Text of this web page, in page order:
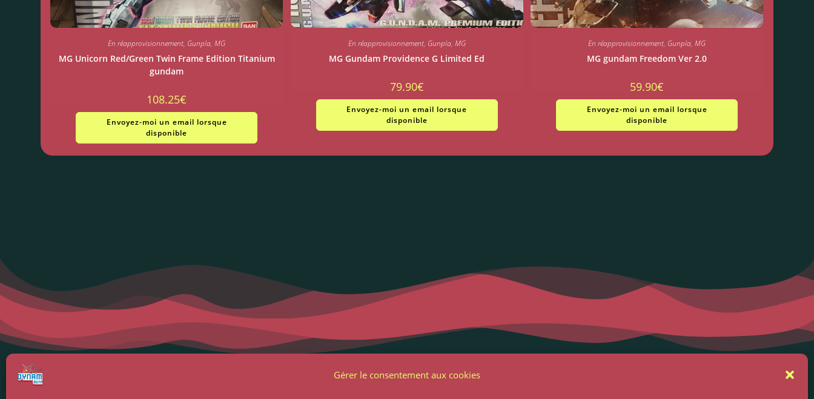
Gérer le consentement aux cookies
En réapprovisionnement, Gunpla,MG
MG Unicorn Red/Green Twin Frame Edition Titanium
gundam
108.25€
Envoyez-moi un email lorsque
disponible
En réapprovisionnement, Gunpla, MG
MG Gundam Providence G Limited Ed
79.90€
Envoyez-moi un email lorsque
disponible
En réapprovisionnement, Gunpla,MG
MG gundam Freedom Ver 2.0
59.90€
Envoyez-moi un email lorsque
disponible